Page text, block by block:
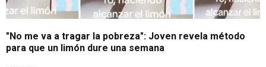
"No me va a tragar la pobreza": Joven revela método
para que un limón dure una semana